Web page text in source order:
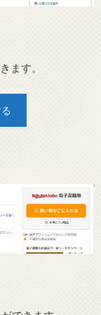
ます。